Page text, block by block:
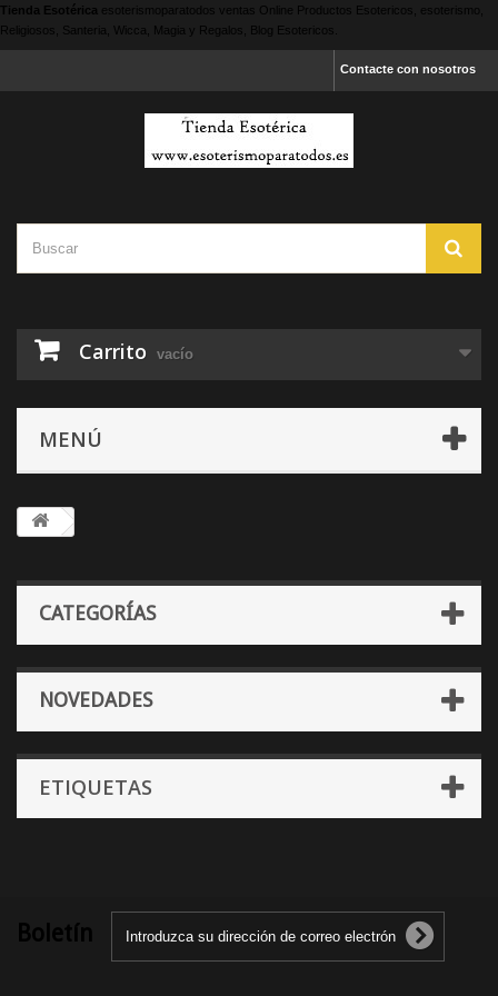
Tienda Esotérica esoterismoparatodos ventas Online Productos Esotericos, esoterismo,
Religiosos, Santeria, Wicca, Magia y Regalos, Blog Esotericos.
Contacte con nosotros
Carrito vacío
MENÚ
CATEGORÍAS
NOVEDADES
ETIQUETAS
Boletín